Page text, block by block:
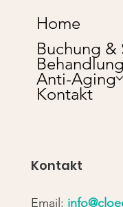
Home
Buchung &
Anti-Aging
Kontakt
Kontakt
Email: